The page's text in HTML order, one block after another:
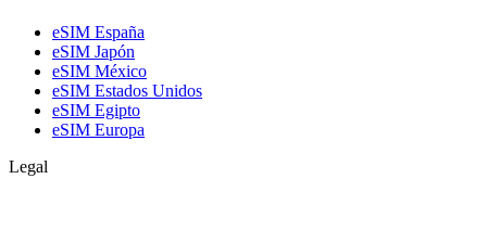
eSIM España
eSIM Japón
eSIM México
eSIM Estados Unidos
eSIM Egipto
eSIM Europa
Legal